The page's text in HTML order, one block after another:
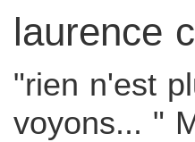
laurence
"rien n'est
voyons... "